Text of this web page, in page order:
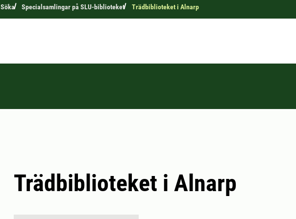
Söka Specialsamlingar på SLU-biblioteket Trädbiblioteket i Alnarp
Trädbiblioteket i Alnarp